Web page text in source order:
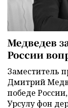
Медведев
России
Заместитель
Дмитрий
победе
Урсулу фон